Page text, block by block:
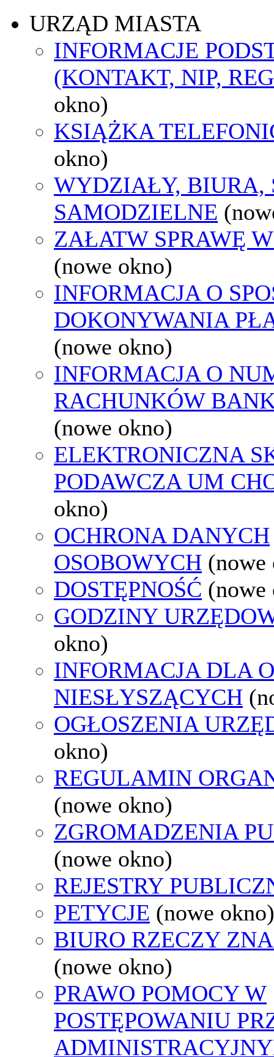
URZĄD MIASTA
INFORMACJE
(KONTAKT, NIP,
okno)
KSIĄŻKA
okno)
WYDZIAŁY, BIURA,
SAMODZIELNE
ZAŁATW SPRAWĘ
(nowe okno)
INFORMACJA O
DOKONYWANIA
(nowe okno)
INFORMACJA O
RACHUNKÓW
(nowe okno)
ELEKTRONICZNA
PODAWCZA UM
okno)
OCHRONA DANYCH
OSOBOWYCH (nowe
DOSTĘPNOŚĆ (nowe
GODZINY
okno)
INFORMACJA DLA
NIESŁYSZĄCYCH
OGŁOSZENIA
okno)
REGULAMIN
(nowe okno)
ZGROMADZENIA
(nowe okno)
REJESTRY
PETYCJE (nowe okno)
BIURO RZECZY
(nowe okno)
PRAWO POMOCY W
POSTĘPOWANIU